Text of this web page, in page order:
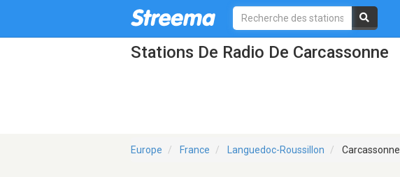
Stations De Radio De Carcassonne
Europe France Languedoc-Roussillon Carcassonne